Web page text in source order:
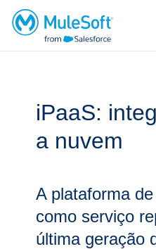
iPaaS:
a nuvem
A plataforma
como serviço
última geração